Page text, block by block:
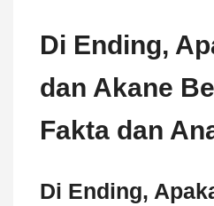
Di Ending,
dan Akane
Fakta dan
Di Ending,